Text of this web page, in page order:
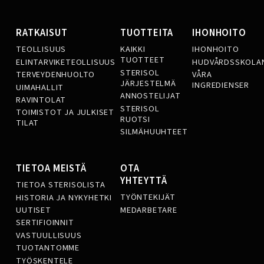
RATKAISUT
TEOLLISUUS
ELINTARVIKETEOLLISUUS
TERVEYDENHUOLTO
UIMAHALLIT
RAVINTOLAT
TOIMISTOT JA JULKISET
TILAT
TUOTTEITA
KAIKKI
TUOTTEET
STERISOL
JÄRJESTELMÄ
ANNOSTELIJAT
STERISOL
RUOTSI
SILMÄHUUHTEET
IHONHOITO
IHONHOITO
VÅRA
INGREDIENSER
TIETOA MEISTÄ
TIETOA STERISOLISTA
HISTORIA JA NYKYHETKI
UUTISET
SERTIFIOINNIT
VASTUULLISUUS
TUOTANTOMME
TYÖSKENTELE
OTA
YHTEYTTÄ
TYÖNTEKIJÄT
MEDARBETARE